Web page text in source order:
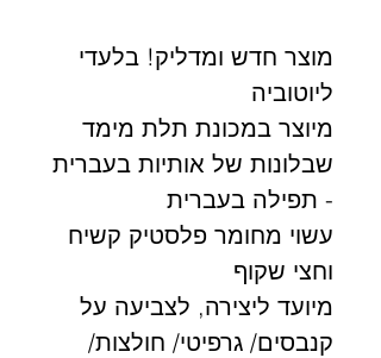
מוצר חדש ומדליק! בלעדי
ליוטוביה
מיוצר במכונת תלת מימד
שבלונות של אותיות בעברית
- תפילה בעברית
עשוי מחומר פלסטיק קשיח
וחצי שקוף
מיועד ליצירה, לצביעה על
קנבסים/ גרפיטי/ חולצות/